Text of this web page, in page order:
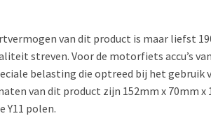
van dit product is maar liefst
streven. Voor de motorfiets accu’s
belasting die optreed bij het
van dit product zijn 152mm x 70mm
Y11 polen.